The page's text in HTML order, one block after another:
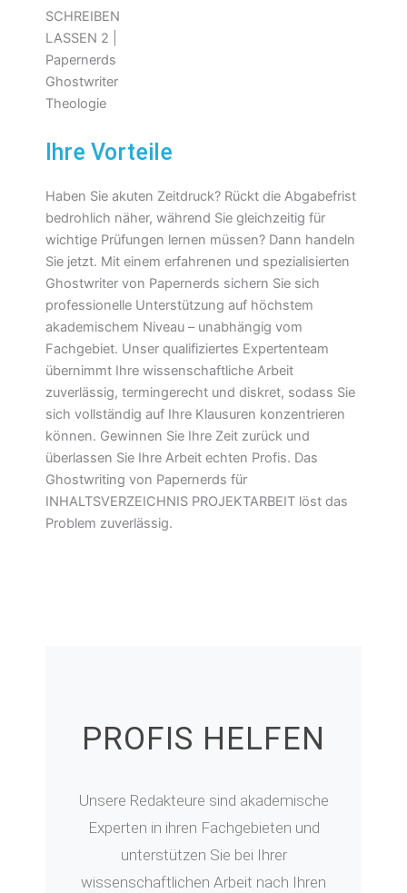
Ihre Vorteile
Haben Sie akuten Zeitdruck? Rückt die Abgabefrist
bedrohlich näher, während Sie gleichzeitig für
wichtige Prüfungen lernen müssen? Dann handeln
Sie jetzt. Mit einem erfahrenen und spezialisierten
Ghostwriter von Papernerds sichern Sie sich
professionelle Unterstützung auf höchstem
akademischem Niveau – unabhängig vom
Fachgebiet. Unser qualifiziertes Expertenteam
übernimmt Ihre wissenschaftliche Arbeit
zuverlässig, termingerecht und diskret, sodass Sie
sich vollständig auf Ihre Klausuren konzentrieren
können. Gewinnen Sie Ihre Zeit zurück und
überlassen Sie Ihre Arbeit echten Profis. Das
Ghostwriting von Papernerds für
INHALTSVERZEICHNIS PROJEKTARBEIT löst das
Problem zuverlässig.
PROFIS HELFEN
Unsere Redakteure sind akademische
Experten in ihren Fachgebieten und
unterstützen Sie bei Ihrer
wissenschaftlichen Arbeit nach Ihren